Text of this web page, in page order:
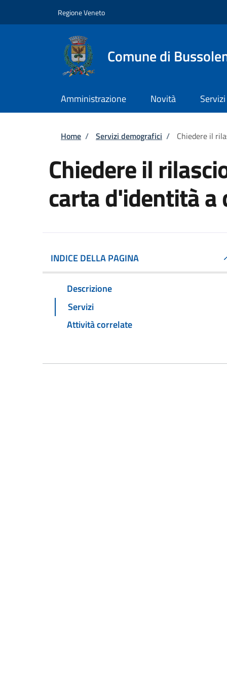
Regione Veneto
Comune di
Amministrazione Novità Servizi
Briciole di pane
Home / Servizi demografici / Chiedere il
Chiedere il
carta d'identità a
INDICE DELLA PAGINA
Descrizione
Servizi
Attività correlate